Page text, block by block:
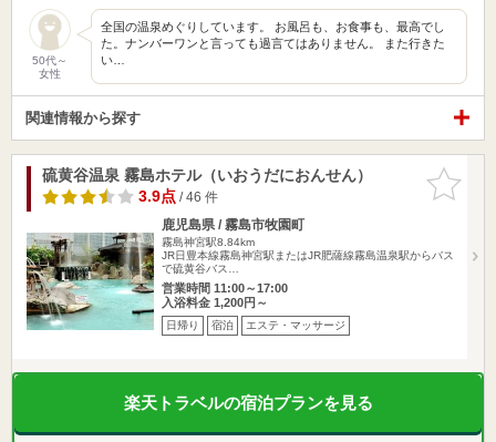
50代～
女性
全国の温泉めぐりしています。 お風呂も、お食事も、最高でし
た。ナンバーワンと言っても過言てはありません。 また行きた
い…
関連情報から探す
お気に入
りに追加
硫黄谷温泉 霧島ホテル（いおうだにおんせん）
3.9点/ 46 件
鹿児島県 / 霧島市牧園町
霧島神宮駅8.84km
JR日豊本線霧島神宮駅またはJR肥薩線霧島温泉駅からバス
で硫黄谷バス…
営業時間 11:00～17:00
入浴料金 1,200円～
日帰り 宿泊 エステ・マッサージ
楽天トラベルの宿泊プランを見る